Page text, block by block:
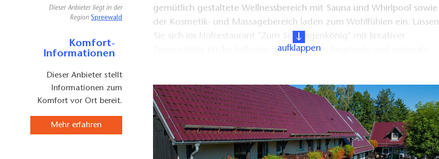
Dieser Anbieter liegt in der
RegionSpreewald
Komfort-
Informationen
Dieser Anbieter stellt
Informationen zum
Komfort vor Ort bereit.
Mehr erfahren
gemütlich gestaltete Wellnessbereich mit Sauna und Whirlpool sowie
der Kosmetik- und Massagebereich laden zum Wohlfühlen ein. Lassen
Sie sich im Hofrestaurant "Zum Schlangenkönig" mit kreativer
Spreewälder Küche kulinarisch verwöhnen. Regionale und saisonale
oder auf unserer Terrasse direkt am Wasser. Das Hotel "Zum
Schlangenkönig" ist ein Unternehmen des "Spreewald Resort".
aufklappen